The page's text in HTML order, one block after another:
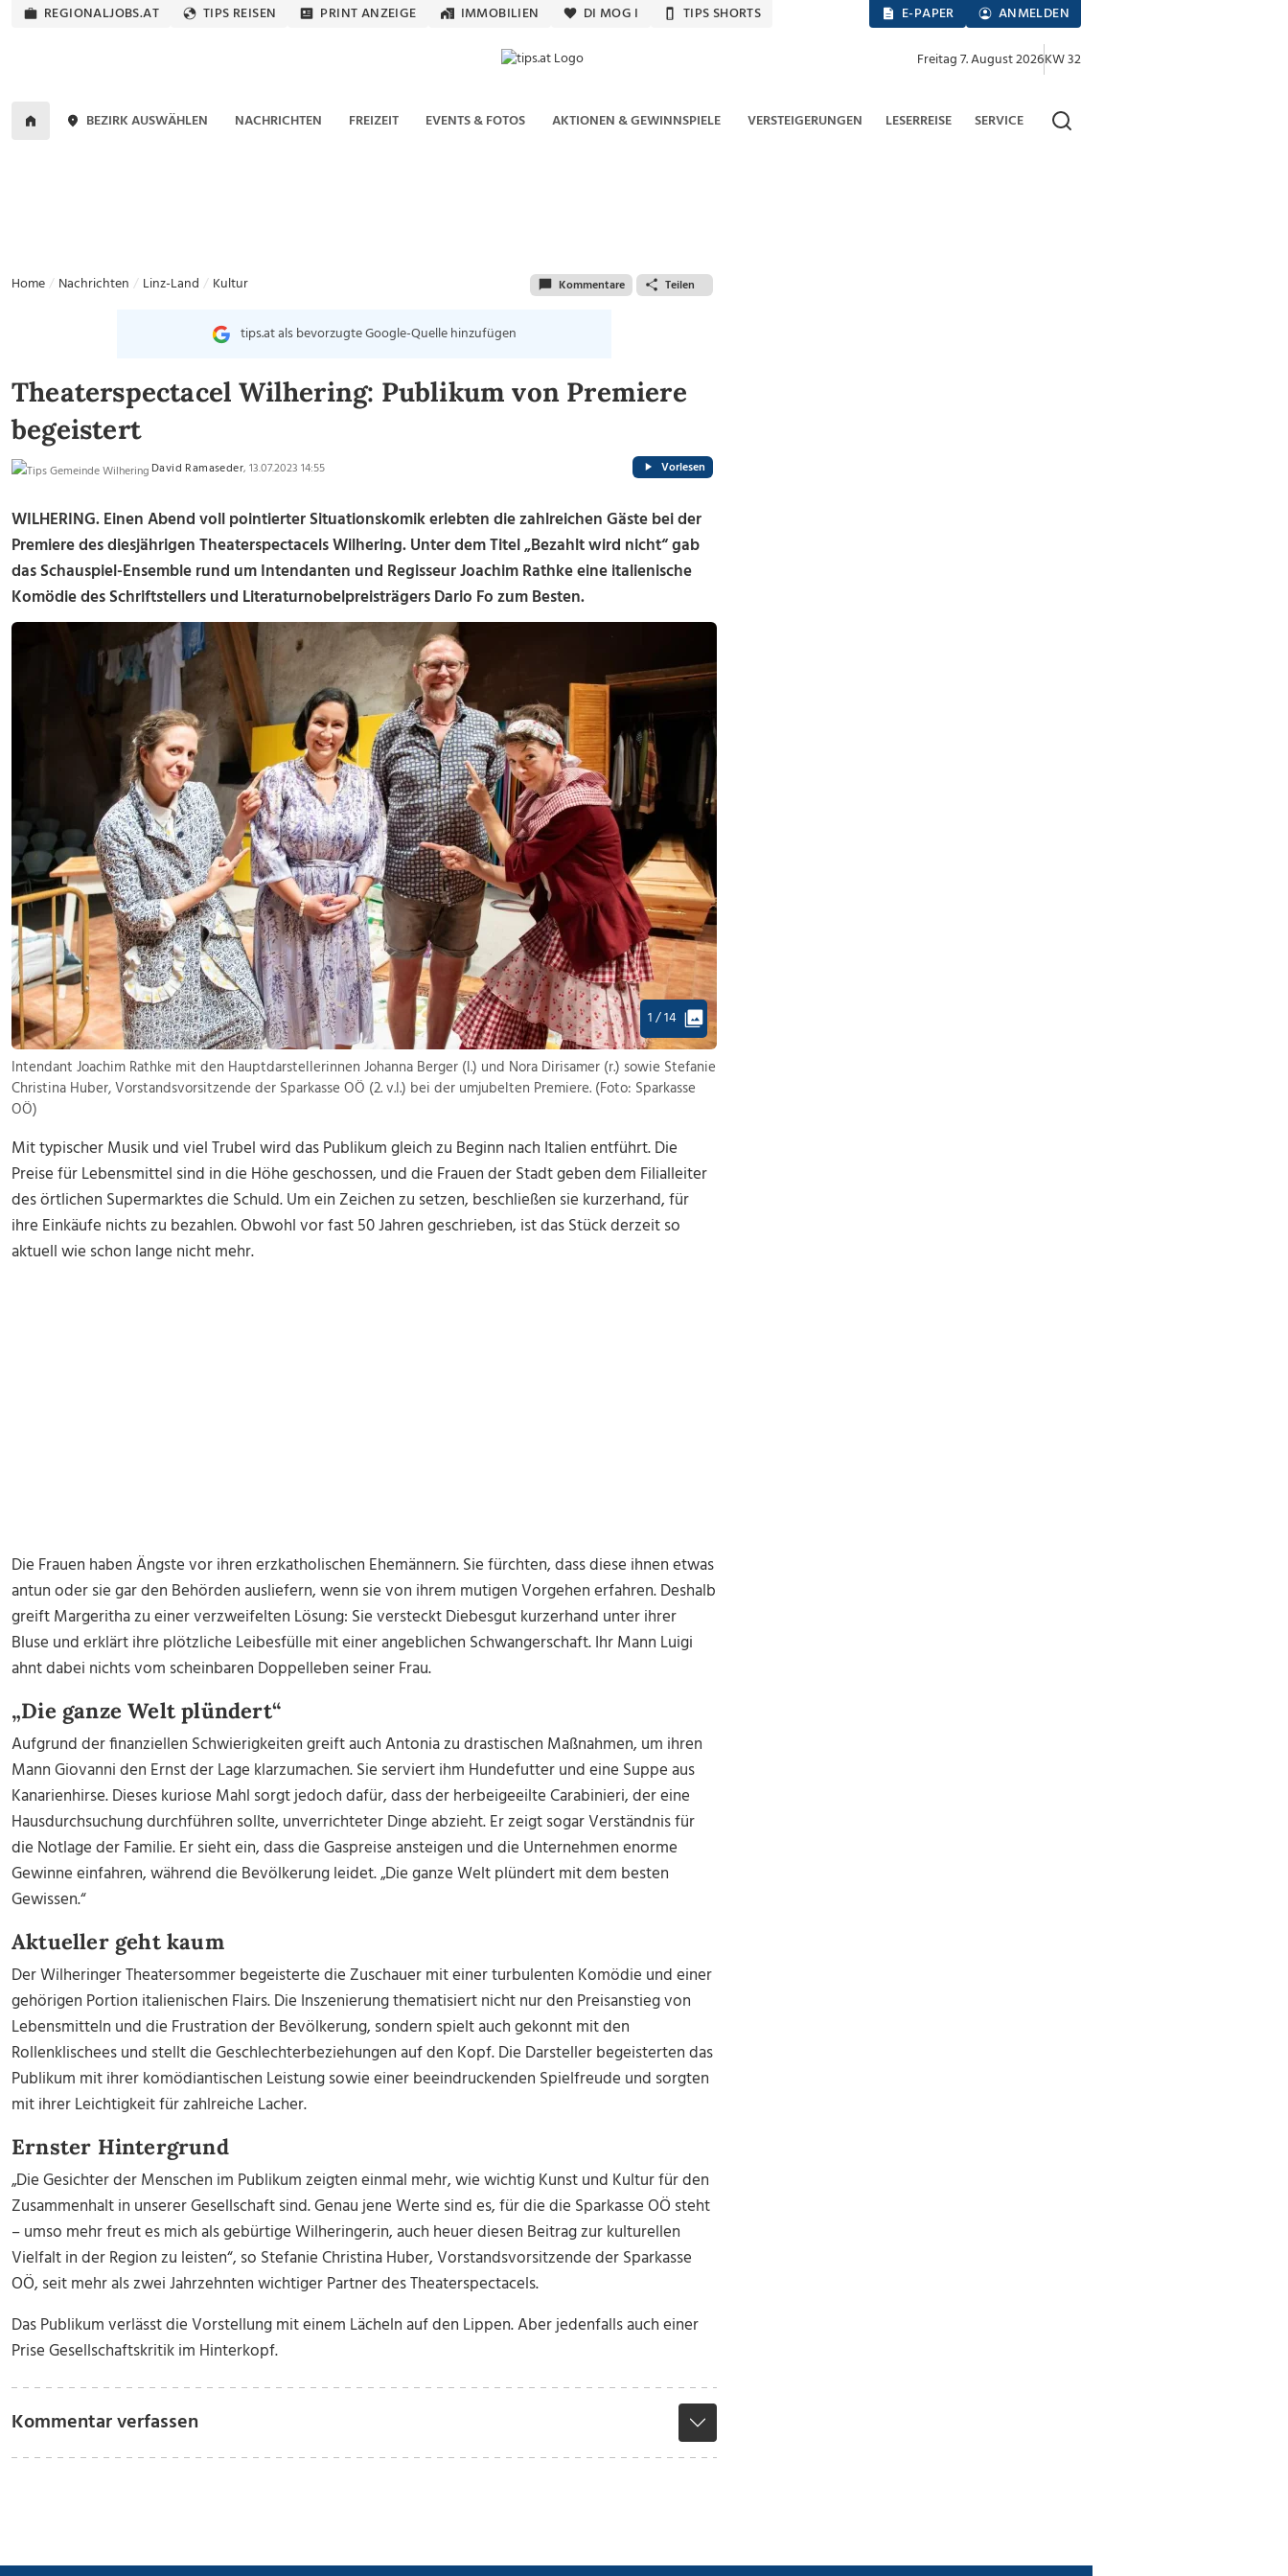
REGIONALJOBS.AT TIPS REISEN PRINT ANZEIGE IMMOBILIEN DI MOG I TIPS SHORTS E-PAPER ANMELDEN
Freitag 7. August 2026KW 32
BEZIRK AUSWÄHLEN NACHRICHTEN FREIZEIT EVENTS & FOTOS AKTIONEN & GEWINNSPIELE VERSTEIGERUNGEN LESERREISE SERVICE
Home Nachrichten Linz-Land Kultur Kommentare Teilen
tips.at als bevorzugte Google-Quelle hinzufügen
Theaterspectacel Wilhering: Publikum von Premiere
begeistert
David Ramaseder, 13.07.2023 14:55 Vorlesen
WILHERING. Einen Abend voll pointierter Situationskomik erlebten die zahlreichen Gäste bei der
Premiere des diesjährigen Theaterspectacels Wilhering. Unter dem Titel „Bezahlt wird nicht“ gab
das Schauspiel-Ensemble rund um Intendanten und Regisseur Joachim Rathke eine italienische
Komödie des Schriftstellers und Literaturnobelpreisträgers Dario Fo zum Besten.
1 / 14
Intendant Joachim Rathke mit den Hauptdarstellerinnen Johanna Berger (l.) und Nora Dirisamer (r.) sowie Stefanie
Christina Huber, Vorstandsvorsitzende der Sparkasse OÖ (2. v.l.) bei der umjubelten Premiere. (Foto: Sparkasse
OÖ)
Mit typischer Musik und viel Trubel wird das Publikum gleich zu Beginn nach Italien entführt. Die
Preise für Lebensmittel sind in die Höhe geschossen, und die Frauen der Stadt geben dem Filialleiter
des örtlichen Supermarktes die Schuld. Um ein Zeichen zu setzen, beschließen sie kurzerhand, für
ihre Einkäufe nichts zu bezahlen. Obwohl vor fast 50 Jahren geschrieben, ist das Stück derzeit so
aktuell wie schon lange nicht mehr.
Die Frauen haben Ängste vor ihren erzkatholischen Ehemännern. Sie fürchten, dass diese ihnen etwas
antun oder sie gar den Behörden ausliefern, wenn sie von ihrem mutigen Vorgehen erfahren. Deshalb
greift Margeritha zu einer verzweifelten Lösung: Sie versteckt Diebesgut kurzerhand unter ihrer
Bluse und erklärt ihre plötzliche Leibesfülle mit einer angeblichen Schwangerschaft. Ihr Mann Luigi
ahnt dabei nichts vom scheinbaren Doppelleben seiner Frau.
„Die ganze Welt plündert“
Aufgrund der finanziellen Schwierigkeiten greift auch Antonia zu drastischen Maßnahmen, um ihren
Mann Giovanni den Ernst der Lage klarzumachen. Sie serviert ihm Hundefutter und eine Suppe aus
Kanarienhirse. Dieses kuriose Mahl sorgt jedoch dafür, dass der herbeigeeilte Carabinieri, der eine
Hausdurchsuchung durchführen sollte, unverrichteter Dinge abzieht. Er zeigt sogar Verständnis für
die Notlage der Familie. Er sieht ein, dass die Gaspreise ansteigen und die Unternehmen enorme
Gewinne einfahren, während die Bevölkerung leidet. „Die ganze Welt plündert mit dem besten
Gewissen.“
Aktueller geht kaum
Der Wilheringer Theatersommer begeisterte die Zuschauer mit einer turbulenten Komödie und einer
gehörigen Portion italienischen Flairs. Die Inszenierung thematisiert nicht nur den Preisanstieg von
Lebensmitteln und die Frustration der Bevölkerung, sondern spielt auch gekonnt mit den
Rollenklischees und stellt die Geschlechterbeziehungen auf den Kopf. Die Darsteller begeisterten das
Publikum mit ihrer komödiantischen Leistung sowie einer beeindruckenden Spielfreude und sorgten
mit ihrer Leichtigkeit für zahlreiche Lacher.
Ernster Hintergrund
„Die Gesichter der Menschen im Publikum zeigten einmal mehr, wie wichtig Kunst und Kultur für den
Zusammenhalt in unserer Gesellschaft sind. Genau jene Werte sind es, für die die Sparkasse OÖ steht
– umso mehr freut es mich als gebürtige Wilheringerin, auch heuer diesen Beitrag zur kulturellen
Vielfalt in der Region zu leisten“, so Stefanie Christina Huber, Vorstandsvorsitzende der Sparkasse
OÖ, seit mehr als zwei Jahrzehnten wichtiger Partner des Theaterspectacels.
Das Publikum verlässt die Vorstellung mit einem Lächeln auf den Lippen. Aber jedenfalls auch einer
Prise Gesellschaftskritik im Hinterkopf.
Kommentar verfassen